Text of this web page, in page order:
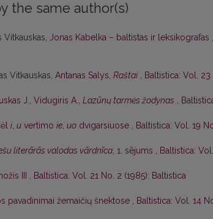
the same author(s)
Vitkauskas, Jonas Kabelka – baltistas ir leksikografas ,
Vitkauskas, Antanas Salys, Raštai , Baltistica: Vol.
J., Vidugiris A., Lazūnų tarmės žodynas ,
i, u vertimo ie, uo dvigarsiuose , Baltistica: Vol. 19
literārās valodas vārdnīca, 1. sējums , Baltistica:
III , Baltistica: Vol. 21 No. 2 (1985): Baltistica
pavadinimai žemaičių šnektose , Baltistica: Vol. 14